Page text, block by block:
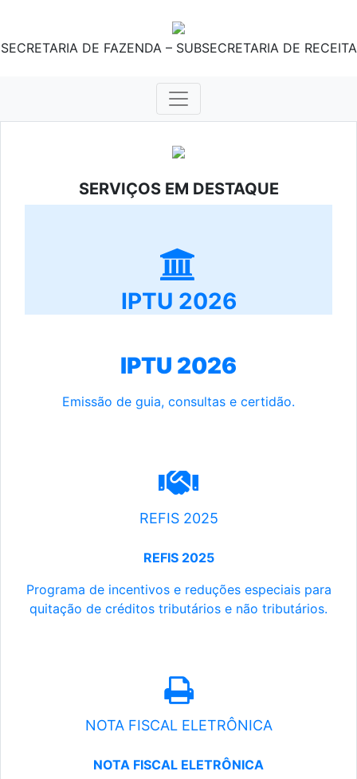
SECRETARIA DE FAZENDA – SUBSECRETARIA DE RECEITA
SERVIÇOS EM DESTAQUE
IPTU 2026
IPTU 2026
Emissão de guia, consultas e certidão.
REFIS 2025
REFIS 2025
Programa de incentivos e reduções especiais para
quitação de créditos tributários e não tributários.
NOTA FISCAL ELETRÔNICA
NOTA FISCAL ELETRÔNICA